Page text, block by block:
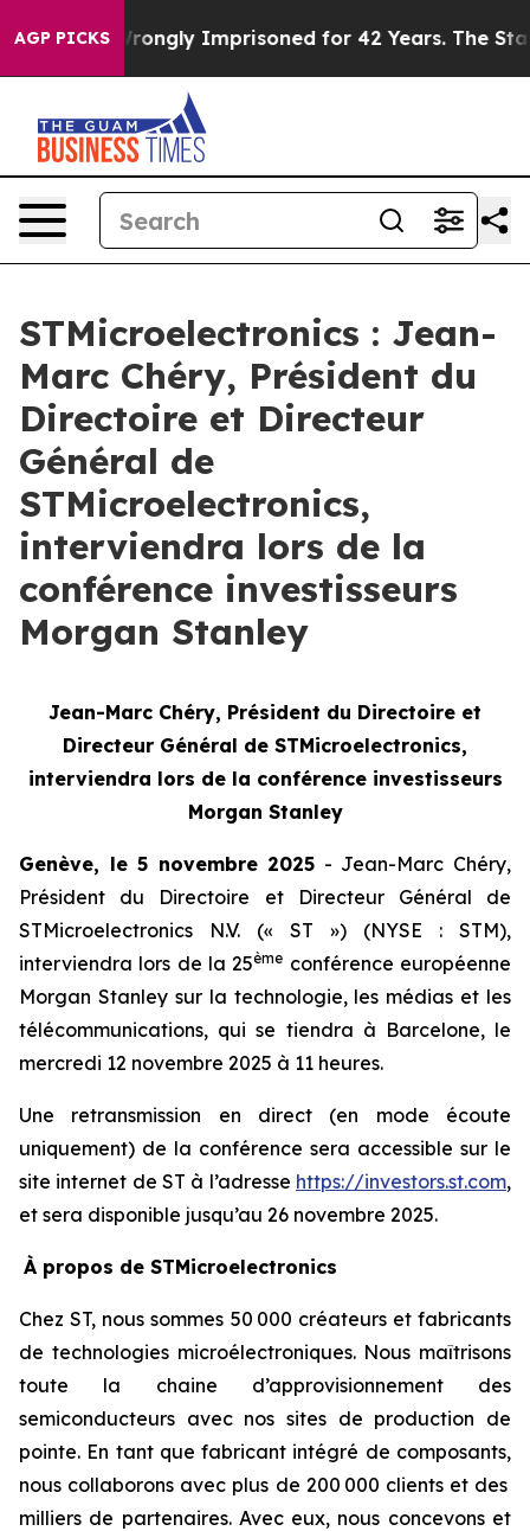
AGP PICKS
Being Wrongly Imprisoned for 42 Years. The State
STMicroelectronics : Jean-
Marc Chéry, Président du
Directoire et Directeur
Général de
STMicroelectronics,
interviendra lors de la
conférence investisseurs
Morgan Stanley
Jean-Marc Chéry, Président du Directoire et
Directeur Général de STMicroelectronics,
interviendra lors de la conférence investisseurs
Morgan Stanley
Genève, le 5 novembre 2025 - Jean-Marc Chéry,
Président du Directoire et Directeur Général de
STMicroelectronics N.V. (« ST ») (NYSE : STM),
interviendra lors de la 25ème conférence européenne
Morgan Stanley sur la technologie, les médias et les
télécommunications, qui se tiendra à Barcelone, le
mercredi 12 novembre 2025 à 11 heures.
Une retransmission en direct (en mode écoute
uniquement) de la conférence sera accessible sur le
site internet de ST à l’adresse https://investors.st.com,
et sera disponible jusqu’au 26 novembre 2025.
À propos de STMicroelectronics
Chez ST, nous sommes 50 000 créateurs et fabricants
de technologies microélectroniques. Nous maîtrisons
toute la chaine d’approvisionnement des
semiconducteurs avec nos sites de production de
pointe. En tant que fabricant intégré de composants,
nous collaborons avec plus de 200 000 clients et des
milliers de partenaires. Avec eux, nous concevons et